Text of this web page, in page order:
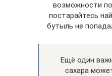
возможности
постарайтесь
бутыль не
Ещё один
сахара